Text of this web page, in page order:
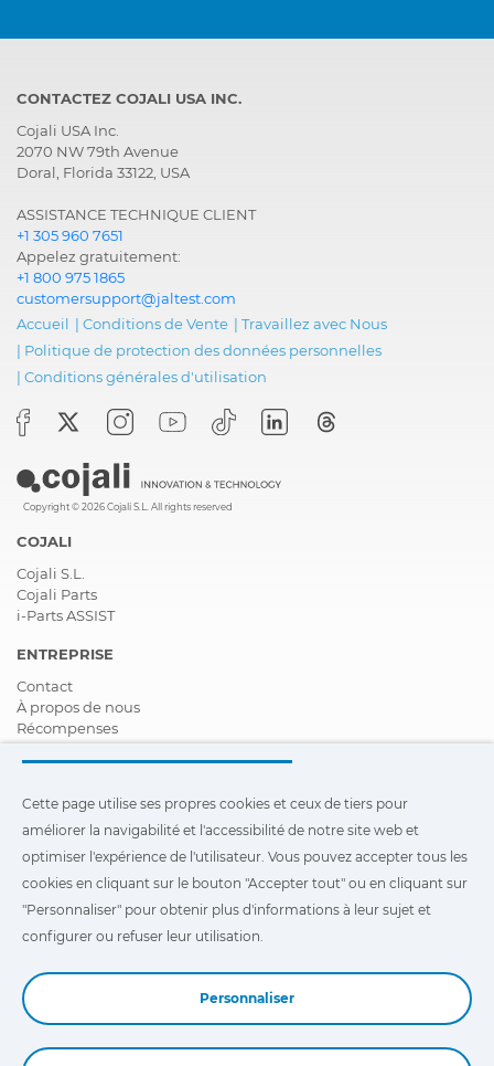
CONTACTEZ COJALI USA INC.
Cojali USA Inc.
2070 NW 79th Avenue
Doral, Florida 33122, USA
ASSISTANCE TECHNIQUE CLIENT
+1 305 960 7651
Appelez gratuitement:
+1 800 975 1865
customersupport@jaltest.com
Accueil | Conditions de Vente | Travaillez avec Nous
| Politique de protection des données personnelles
| Conditions générales d'utilisation
Copyright © 2026 Cojali S.L. All rights reserved
COJALI
Cojali S.L.
Cojali Parts
i-Parts ASSIST
ENTREPRISE
Contact
À propos de nous
Récompenses
Certifications
Responsabilité Sociale D'entreprise
Nouveautés
Vidéos
FAQ - Foire Aux Questions
Cette page utilise ses propres cookies et ceux de tiers pour
améliorer la navigabilité et l'accessibilité de notre site Web et
optimiser l'expérience de l'utilisateur. Vous pouvez cliquer sur
configurer ou refuser leur utilisation.
Cette page utilise ses propres cookies et ceux de tiers pour
améliorer la navigabilité et l'accessibilité de notre site web et
optimiser l'expérience de l'utilisateur. Vous pouvez accepter tous les
cookies en cliquant sur le bouton "Accepter tout" ou en cliquant sur
"Personnaliser" pour obtenir plus d'informations à leur sujet et
configurer ou refuser leur utilisation.
Personnaliser